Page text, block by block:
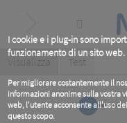
I cookie e i plug-in sono
funzionamento di un sito web.
Per migliorare costantemente il
informazioni anonime sulla vostra
web, l'utente acconsente all'uso
questo scopo.
content
Primary
tabs
Visualizza (active
Test
1